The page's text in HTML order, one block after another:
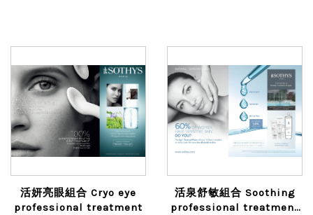
活妍亮眼組合 Cryo eye
professional treatment
活泉舒敏組合 Soothing
professional treatment